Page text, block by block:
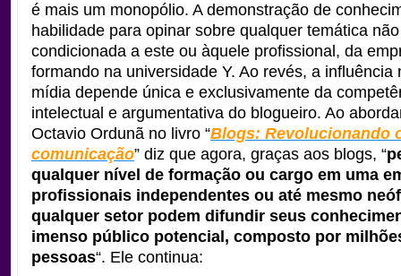
é mais um monopólio. A demonstração de
habilidade para opinar sobre qualquer temática
condicionada a este ou àquele profissional, da
formando na universidade Y. Ao revés, a influência
mídia depende única e exclusivamente da
intelectual e argumentativa do blogueiro. Ao
Octavio Ordunã no livro “Blogs: Revolucionando
comunicação” diz que agora, graças aos blogs, “
qualquer nível de formação ou cargo em uma
profissionais independentes ou até mesmo
qualquer setor podem difundir seus
imenso público potencial, composto por
pessoas“. Ele continua: